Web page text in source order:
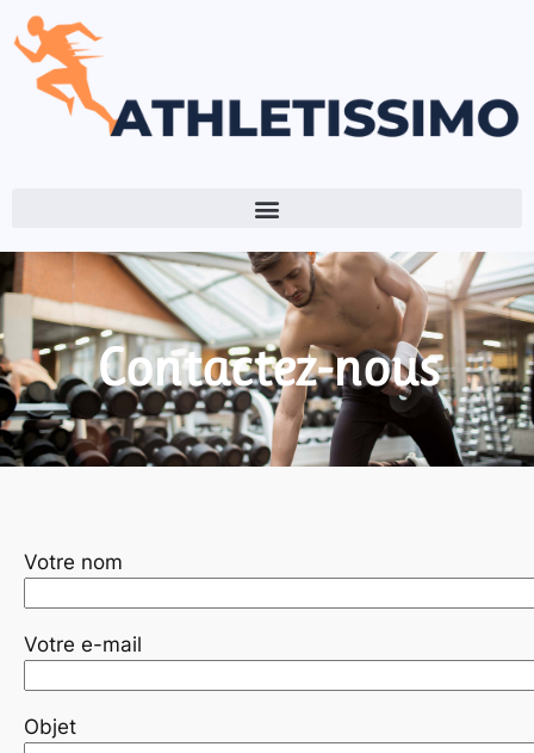
Contactez-nous
Votre nom
Votre e-mail
Objet